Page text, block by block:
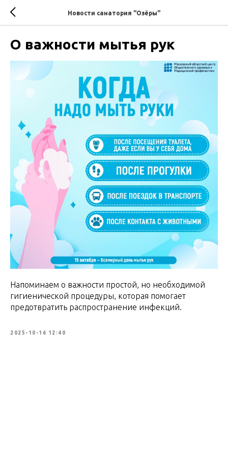
Новости санатория "Озёры"
О важности мытья рук
Напоминаем о важности простой, но необходимой
гигиенической процедуры, которая помогает
предотвратить распространение инфекций.
2025-10-16 12:40